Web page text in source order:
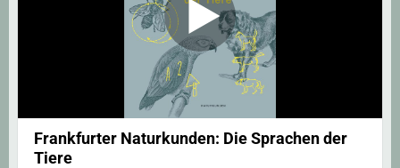
Frankfurter Naturkunden: Die Sprachen der
Tiere